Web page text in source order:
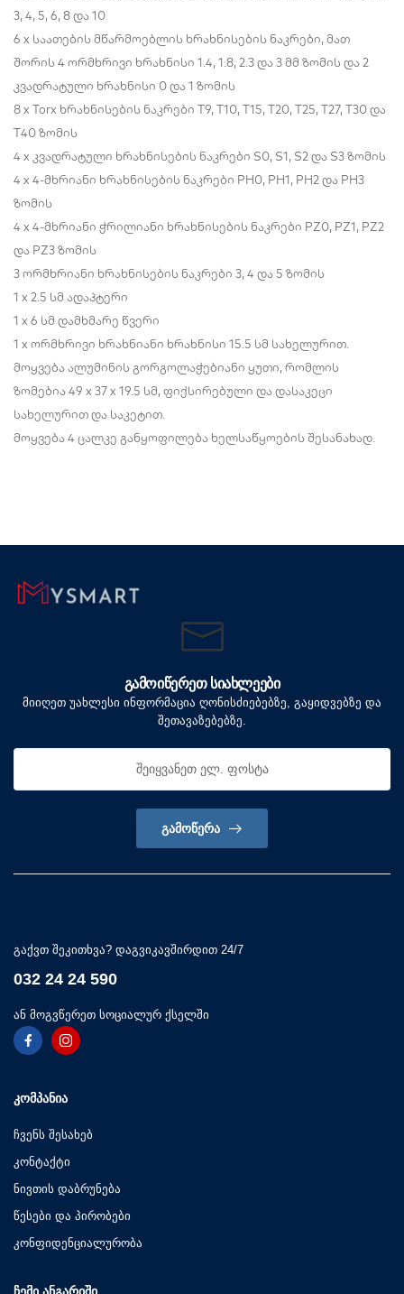
3, 4, 5, 6, 8 და 10
6 x საათების მწარმოებლის ხრახნისების ნაკრები, მათ
შორის 4 ორმხრივი ხრახნისი 1.4, 1.8, 2.3 და 3 მმ ზომის და 2
კვადრატული ხრახნისი 0 და 1 ზომის
8 x Torx ხრახნისების ნაკრები T9, T10, T15, T20, T25, T27, T30 და
T40 ზომის
4 x კვადრატული ხრახნისების ნაკრები S0, S1, S2 და S3 ზომის
4 x 4-მხრიანი ხრახნისების ნაკრები PH0, PH1, PH2 და PH3
ზომის
4 x 4-მხრიანი ჭრილიანი ხრახნისების ნაკრები PZ0, PZ1, PZ2
და PZ3 ზომის
3 ორმხრიანი ხრახნისების ნაკრები 3, 4 და 5 ზომის
1 x 2.5 სმ ადაპტერი
1 x 6 სმ დამხმარე წვერი
1 x ორმხრივი ხრახნიანი ხრახნისი 15.5 სმ სახელურით.
მოყვება ალუმინის გორგოლაჭებიანი ყუთი, რომლის
ზომებია 49 x 37 x 19.5 სმ, ფიქსირებული და დასაკეცი
სახელურით და საკეტით.
მოყვება 4 ცალკე განყოფილება ხელსაწყოების შესანახად.
ᲒᲐᲛᲝᲘᲬᲔᲠᲔᲗ ᲡᲘᲐᲮᲚᲔᲔᲑᲘ
მიიღეთ უახლესი ინფორმაცია ღონისძიებებზე, გაყიდვებზე და
შეთავაზებებზე.
ᲒᲐᲛᲝᲬᲔᲠᲐ
გაქვთ შეკითხვა? დაგვიკავშირდით 24/7
032 24 24 590
ან მოგვწერეთ სოციალურ ქსელში
ᲙᲝᲛᲞᲐᲜᲘᲐ
ჩვენს შესახებ
კონტაქტი
ნივთის დაბრუნება
წესები და პირობები
კონფიდენციალურობა
ᲩᲔᲛᲘ ᲐᲜᲒᲐᲠᲘᲨᲘ